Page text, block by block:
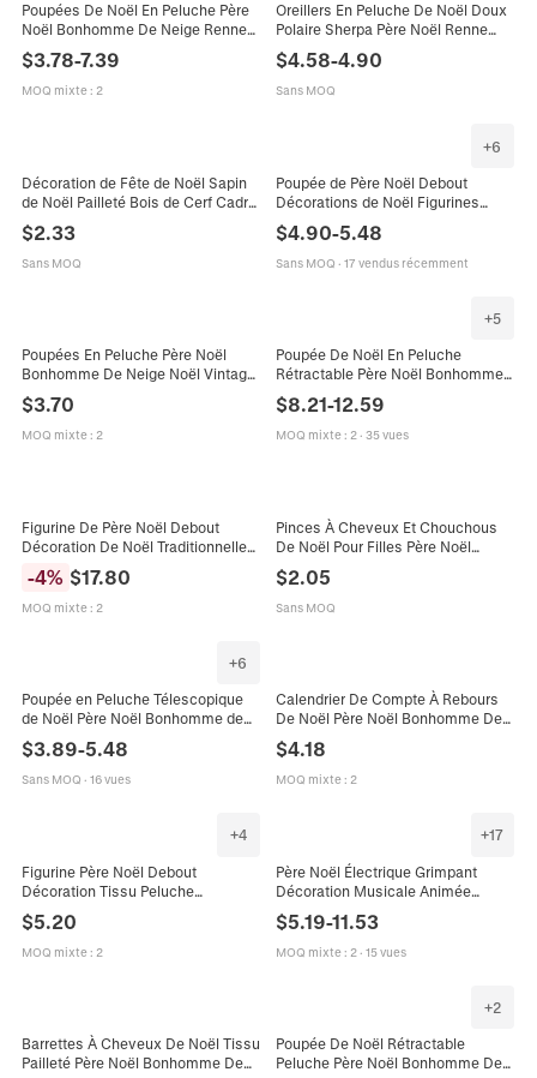
Poupées De Noël En Peluche Père
Noël Bonhomme De Neige Renne
Tissu Tricot Feutre Figurines De
Table Décoration De Fête
$3.78-7.39
MOQ mixte: 2
Oreillers En Peluche De Noël Doux
Polaire Sherpa Père Noël Renne
Arbre Décoration De Fête Cadeau
Enfant Nouveauté
$4.58-4.90
Sans MOQ
Décoration de Fête de Noël Sapin
de Noël Pailleté Bois de Cerf Cadre
de Lunettes Bonnet de Père Noël
Étoile Pinces à Cheveux Élastiques
à Cheveux Enfants Accessoire
$2.33
Sans MOQ
+6
Poupée de Père Noël Debout
Décorations de Noël Figurines
Festives pour la Maison Décoration
de Fête Cadeau Peluche Tissu
Jouet
$4.90-5.48
Sans MOQ · 17 vendus récemment
Poupées En Peluche Père Noël
Bonhomme De Neige Noël Vintage
À Carreaux Décoration De Table
Cadeau
$3.70
MOQ mixte: 2
+5
Poupée De Noël En Peluche
Rétractable Père Noël Bonhomme
De Neige Renne Écossais Rouge
Noir Décor Nordique Fête
$8.21-12.59
MOQ mixte: 2· 35 vues
Figurine De Père Noël Debout
Décoration De Noël Traditionnelle
Plastique Avec Barbe Blanche
Lunettes Sac Cadeau
-4% $17.80
MOQ mixte: 2
Pinces À Cheveux Et Chouchous
De Noël Pour Filles Père Noël
Peluche Boîte Cadeau Ornement
$2.05
Sans MOQ
+6
Poupée en Peluche Télescopique
de Noël Père Noël Bonhomme de
Neige Renne Grinch Figurine Tissu
Écossais Longues Jambes
Décorations de Noël Maison
$3.89-5.48
Sans MOQ · 16 vues
Calendrier De Compte À Rebours
De Noël Père Noël Bonhomme De
Neige En Peluche Avec Blocs De
Date En Bois Décoration Bureau
$4.18
MOQ mixte: 2
+4
Figurine Père Noël Debout
Décoration Tissu Peluche
Table Maison Festive De Collection
$5.20
MOQ mixte: 2
+17
Père Noël Électrique Grimpant
Décoration Musicale Animée
Décoration Peluche Plastique Jouet
Créatif
$5.19-11.53
MOQ mixte: 2· 15 vues
Barrettes À Cheveux De Noël Tissu
Pailleté Père Noël Bonhomme De
+2
Poupée De Noël Rétractable
Peluche Père Noël Bonhomme De